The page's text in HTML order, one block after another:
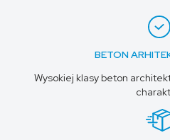
BETON
Wysokiej klasy beton